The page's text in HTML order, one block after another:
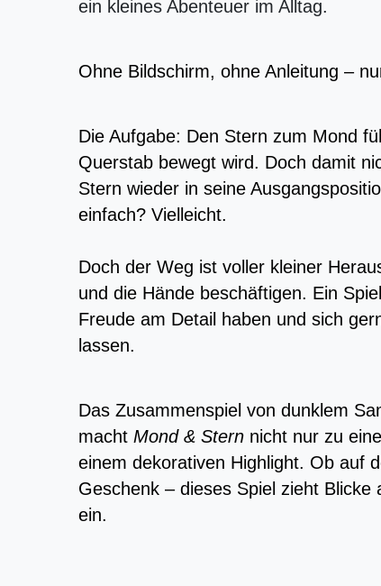
ein kleines Abenteuer im Alltag.
Ohne Bildschirm, ohne Anleitung –
Die Aufgabe: Den Stern zum Mond
Querstab bewegt wird. Doch damit
Stern wieder in seine
einfach? Vielleicht.
Doch der Weg ist voller kleiner
und die Hände beschäftigen. Ein
Freude am Detail haben und sich
lassen.
Das Zusammenspiel von dunklem
macht Mond & Stern nicht nur zu
einem dekorativen Highlight. Ob auf
Geschenk – dieses Spiel zieht
ein.